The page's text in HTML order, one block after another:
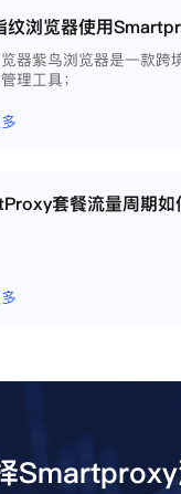
纹浏览器使用
器紫鸟浏览器是一款跨
理工具；
套餐流量周期如
Smartproxy